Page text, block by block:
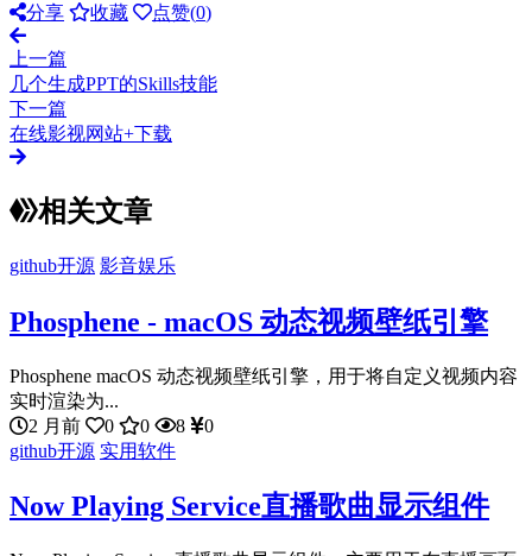
分享
收藏 点赞(0)
上一篇
几个生成PPT的Skills技能
下一篇
在线影视网站+下载
相关文章
github开源 影音娱乐
Phosphene - macOS 动态视频壁纸引擎
Phosphene macOS 动态视频壁纸引擎，用于将自定义视频内容
实时渲染为...
2 月前
0 0 8
0
github开源 实用软件
Now Playing Service直播歌曲显示组件